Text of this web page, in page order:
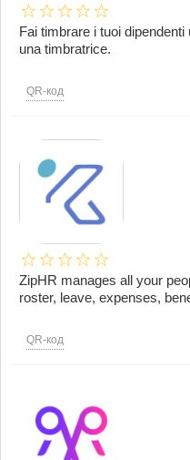
Fai timbrare i tuoi
una timbratrice.
QR-код
ZipHR manages all your
roster, leave, expenses,
QR-код